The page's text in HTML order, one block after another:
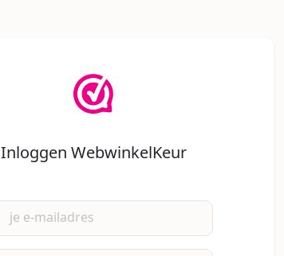
Inloggen WebwinkelKeur
je e-mailadres